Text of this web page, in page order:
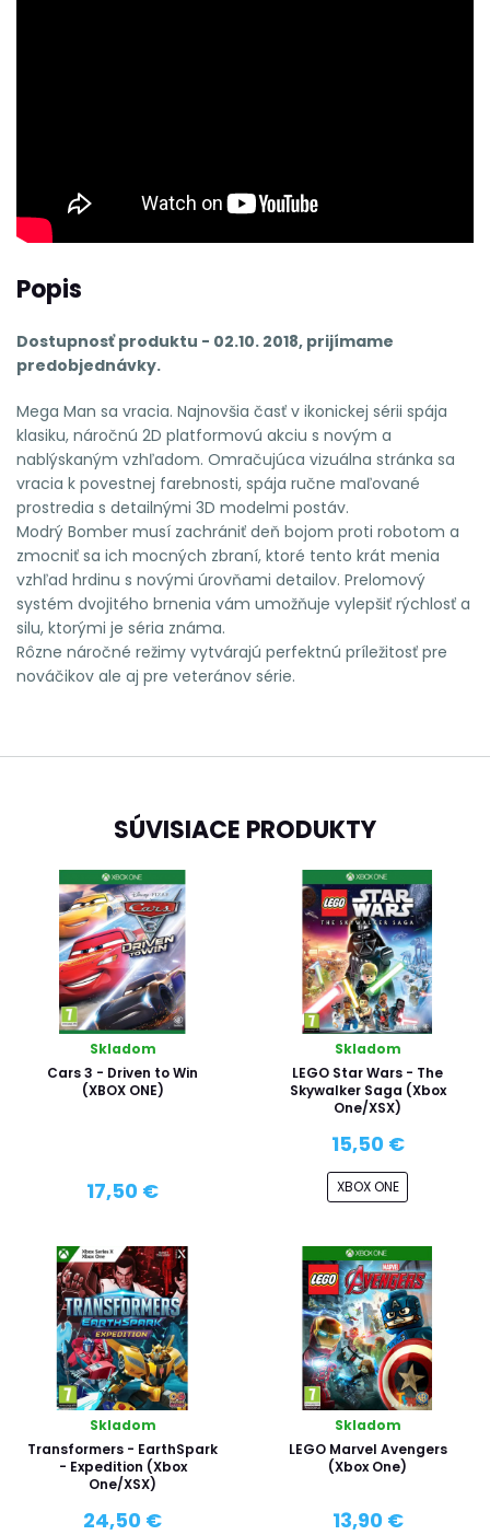
Popis
Dostupnosť produktu - 02.10. 2018, prijímame
predobjednávky.
Mega Man sa vracia. Najnovšia časť v ikonickej sérii spája
klasiku, náročnú 2D platformovú akciu s novým a
nablýskaným vzhľadom. Omračujúca vizuálna stránka sa
vracia k povestnej farebnosti, spája ručne maľované
prostredia s detailnými 3D modelmi postáv.
Modrý Bomber musí zachrániť deň bojom proti robotom a
zmocniť sa ich mocných zbraní, ktoré tento krát menia
vzhľad hrdinu s novými úrovňami detailov. Prelomový
systém dvojitého brnenia vám umožňuje vylepšiť rýchlosť a
silu, ktorými je séria známa.
Rôzne náročné režimy vytvárajú perfektnú príležitosť pre
nováčikov ale aj pre veteránov série.
SÚVISIACE PRODUKTY
Skladom
Cars 3 - Driven to Win
(XBOX ONE)
17,50 €
Skladom
LEGO Star Wars - The
Skywalker Saga (Xbox
One/XSX)
15,50 €
XBOX ONE
Skladom
Transformers - EarthSpark
- Expedition (Xbox
One/XSX)
24,50 €
Skladom
LEGO Marvel Avengers
(Xbox One)
13,90 €